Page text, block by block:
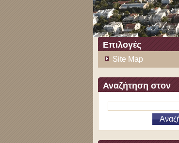
Επιλογές
Site Map
Αναζήτηση στον
ιστότοπο